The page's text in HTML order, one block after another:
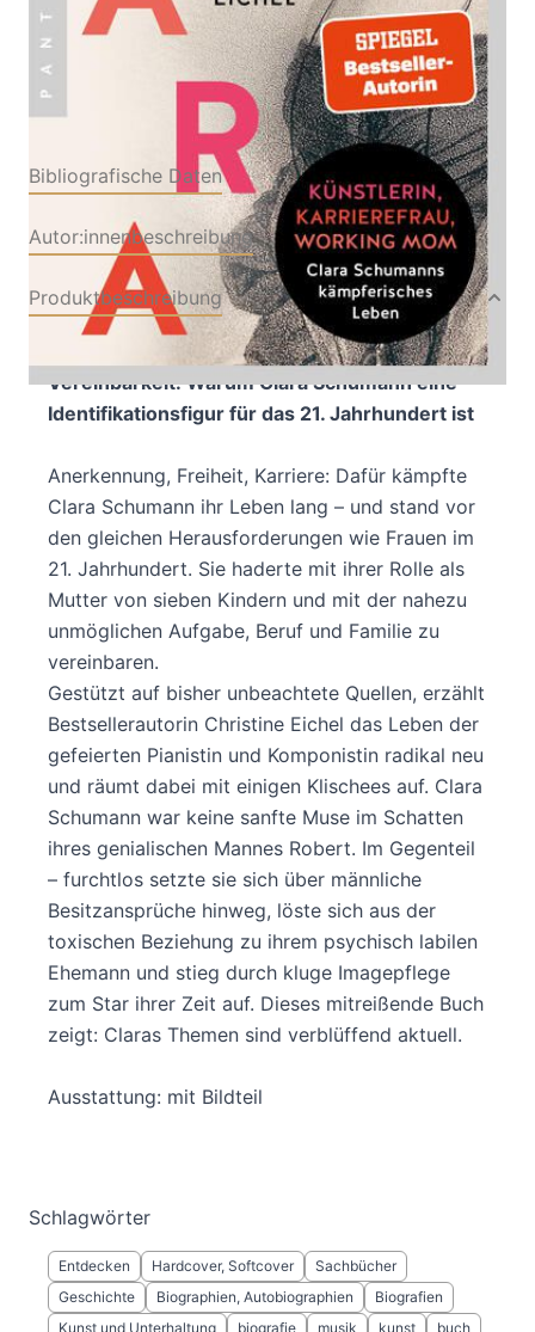
Buch 432 Seiten
ISBN: 978-3-
57055524-8
Bibliografische Daten
Autor:innenbeschreibung
Produktbeschreibung
Work-Life-Balance, Regretting Motherhood,
Vereinbarkeit: Warum Clara Schumann eine
Identifikationsfigur für das 21. Jahrhundert ist
Anerkennung, Freiheit, Karriere: Dafür kämpfte
Clara Schumann ihr Leben lang – und stand vor
den gleichen Herausforderungen wie Frauen im
21. Jahrhundert. Sie haderte mit ihrer Rolle als
Mutter von sieben Kindern und mit der nahezu
unmöglichen Aufgabe, Beruf und Familie zu
vereinbaren.
Gestützt auf bisher unbeachtete Quellen, erzählt
Bestsellerautorin Christine Eichel das Leben der
gefeierten Pianistin und Komponistin radikal neu
und räumt dabei mit einigen Klischees auf. Clara
Schumann war keine sanfte Muse im Schatten
ihres genialischen Mannes Robert. Im Gegenteil
– furchtlos setzte sie sich über männliche
Besitzansprüche hinweg, löste sich aus der
toxischen Beziehung zu ihrem psychisch labilen
Ehemann und stieg durch kluge Imagepflege
zum Star ihrer Zeit auf. Dieses mitreißende Buch
zeigt: Claras Themen sind verblüffend aktuell.
Ausstattung: mit Bildteil
Schlagwörter
Entdecken Hardcover, Softcover
Sachbücher
Geschichte
Biographien, Autobiographien
Biografien
Kunst und Unterhaltung
biografie musik kunst buch